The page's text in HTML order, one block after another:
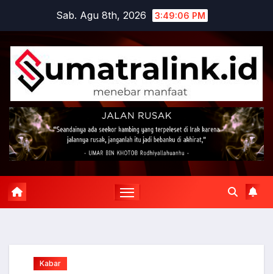
content
Sab. Agu 8th, 2026 3:49:07 PM
Kabar